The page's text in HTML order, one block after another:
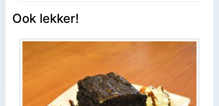
Ook lekker!